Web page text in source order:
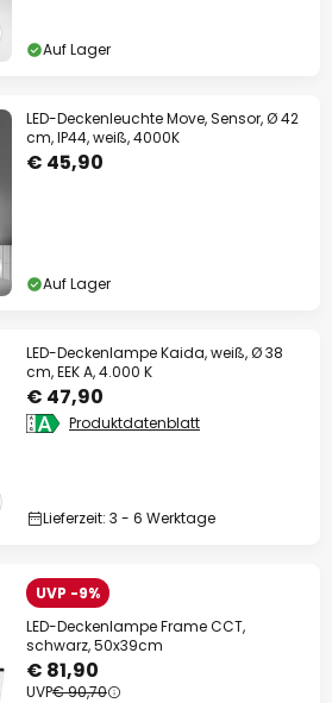
Auf Lager
LED-Deckenleuchte Move, Sensor, Ø 42
cm, IP44, weiß, 4000K
€ 45,90
Auf Lager
LED-Deckenlampe Kaida, weiß, Ø 38
cm, EEK A, 4.000 K
€ 47,90
Produktdatenblatt
Lieferzeit: 3 - 6 Werktage
UVP -9%
LED-Deckenlampe Frame CCT,
schwarz, 50x39cm
€ 81,90
UVP€ 90,70